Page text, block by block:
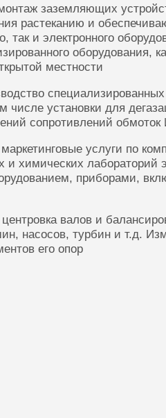
заземляющих
растеканию и
так и электронного
оборудования,
местности
числе установки для
сопротивлений
услуги по
и химических лабораторий
приборами,
валов и
насосов, турбин и т.д.
его опор